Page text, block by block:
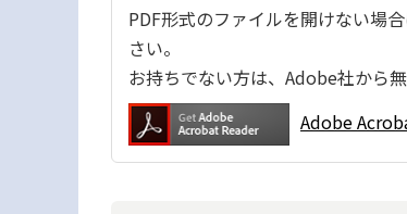
PDF形式のファイルを開けない場
さい。
お持ちでない方は、Adobe社から
Adobe